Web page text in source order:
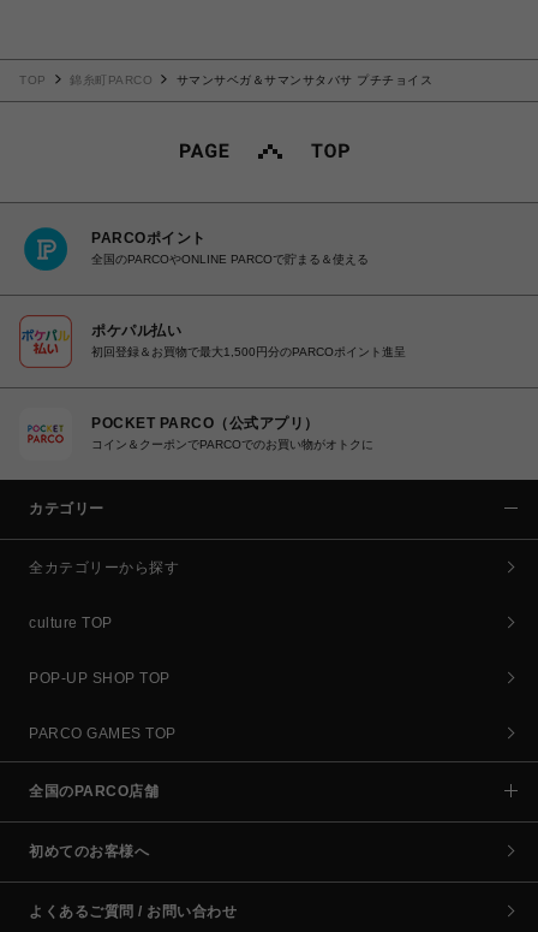
TOP 錦糸町PARCO サマンサベガ＆サマンサタバサ プチチョイス
PARCOポイント
全国のPARCOやONLINE PARCOで貯まる＆使える
ポケパル払い
初回登録＆お買物で最大1,500円分のPARCOポイント進呈
POCKET PARCO（公式アプリ）
コイン＆クーポンでPARCOでのお買い物がオトクに
カテゴリー
全カテゴリーから探す
culture TOP
POP-UP SHOP TOP
PARCO GAMES TOP
全国のPARCO店舗
初めてのお客様へ
よくあるご質問 / お問い合わせ